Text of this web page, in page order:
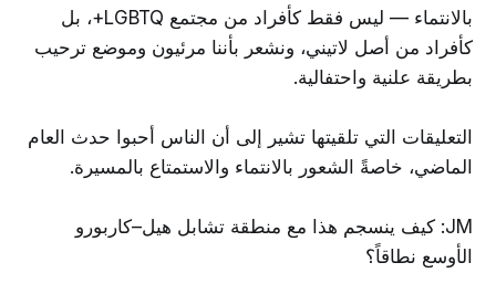
بالانتماء — ليس فقط كأفراد من مجتمع LGBTQ+، بل
كأفراد من أصل لاتيني، ونشعر بأننا مرئيون وموضع ترحيب
بطريقة علنية واحتفالية.
التعليقات التي تلقيتها تشير إلى أن الناس أحبوا حدث العام
الماضي، خاصةً الشعور بالانتماء والاستمتاع بالمسيرة.
JM: كيف ينسجم هذا مع منطقة تشابل هيل–كاربورو
الأوسع نطاقاً؟